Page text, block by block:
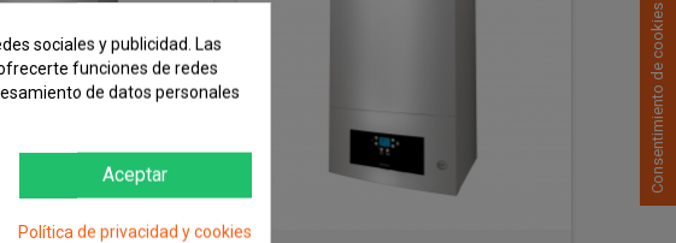
sociales y publicidad. Las
funciones de redes
de datos personales
Aceptar
Política de privacidad y cookies
Consentimiento de cookies